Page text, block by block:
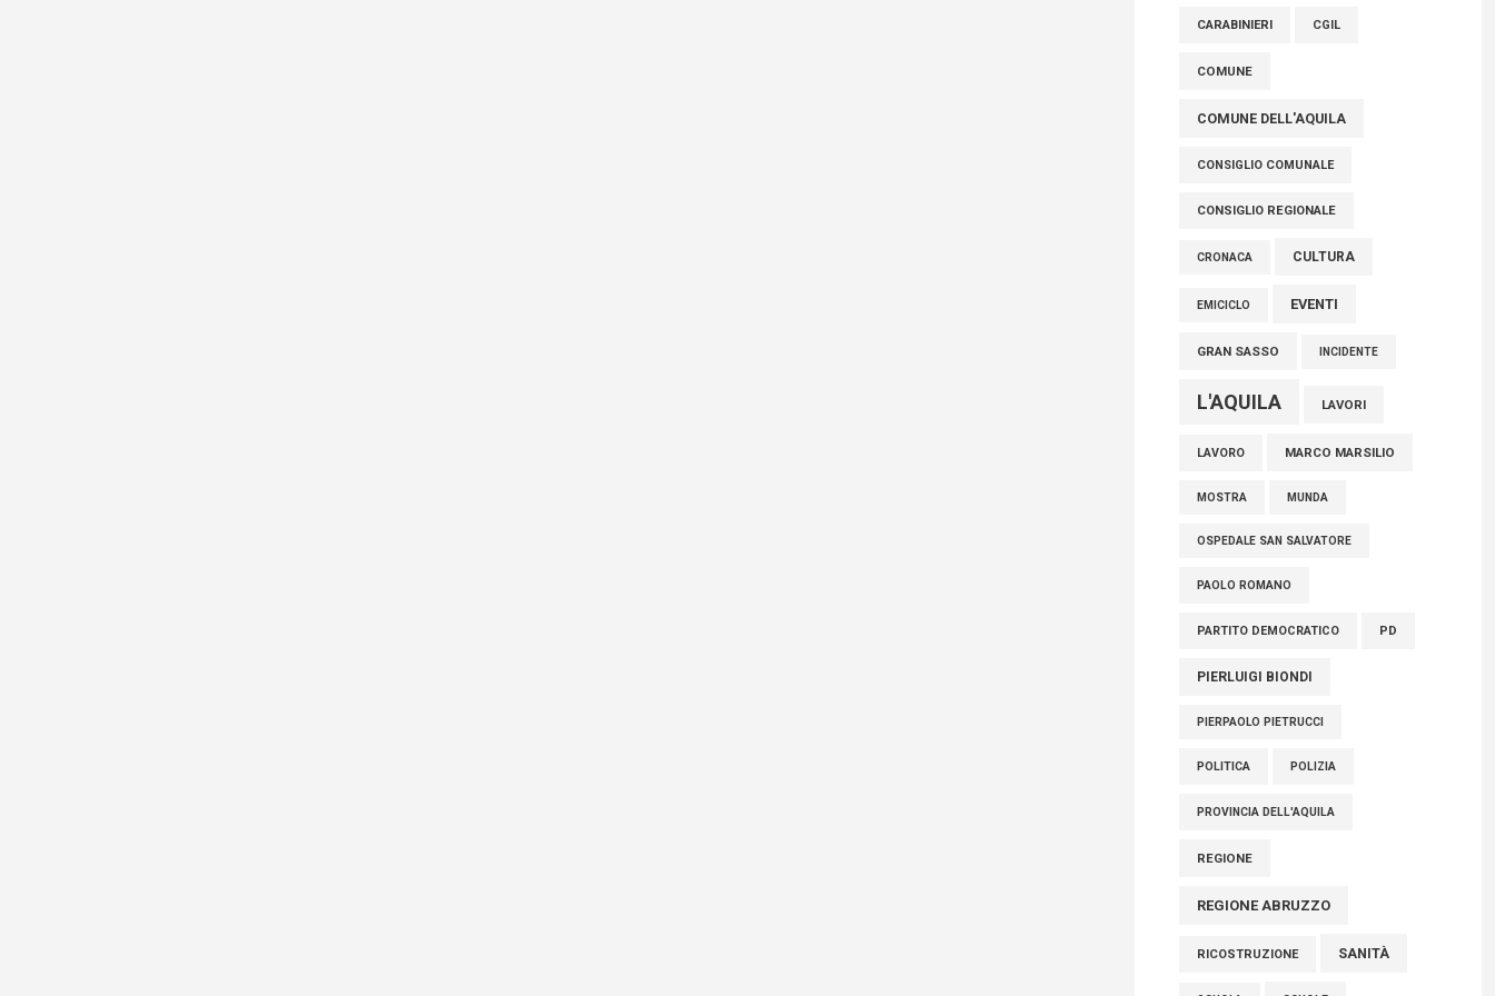
tra cui molti abruzzesi"
06 Agosto 2026
CARABINIERI CGIL
COMUNE
COMUNE DELL'AQUILA
CONSIGLIO COMUNALE
CONSIGLIO REGIONALE
CRONACA CULTURA
EMICICLO EVENTI
GRAN SASSO INCIDENTE
L'AQUILA LAVORI
LAVORO MARCO MARSILIO
MOSTRA MUNDA
OSPEDALE SAN SALVATORE
PAOLO ROMANO
PARTITO DEMOCRATICO PD
PIERLUIGI BIONDI
PIERPAOLO PIETRUCCI
POLITICA POLIZIA
PROVINCIA DELL'AQUILA
REGIONE
REGIONE ABRUZZO
RICOSTRUZIONE SANITÀ